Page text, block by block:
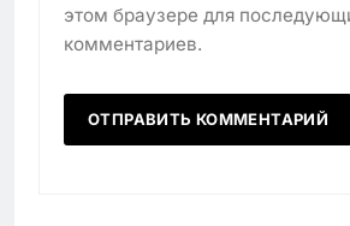
этом браузере для
комментариев.